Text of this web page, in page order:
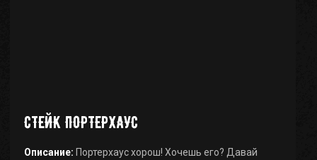
СТЕЙК ПОРТЕРХАУС
Описание: Портерхаус хорош! Хочешь его? Давай